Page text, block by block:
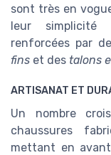
sont très en
leur simplicité
renforcées par
fins et des talons
ARTISANAT ET
Un nombre
chaussures
mettant en